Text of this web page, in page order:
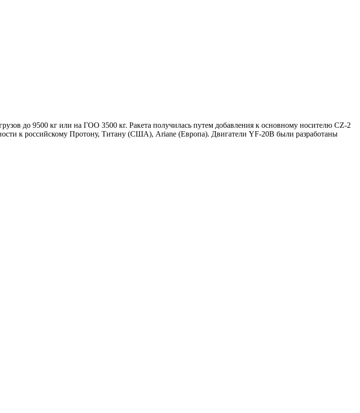
до 9500 кг или на ГОО 3500 кг. Ракета получилась путем добавления к основному носителю CZ-2
к российскому Протону, Титану (США), Ariane (Европа). Двигатели YF-20B были разработаны